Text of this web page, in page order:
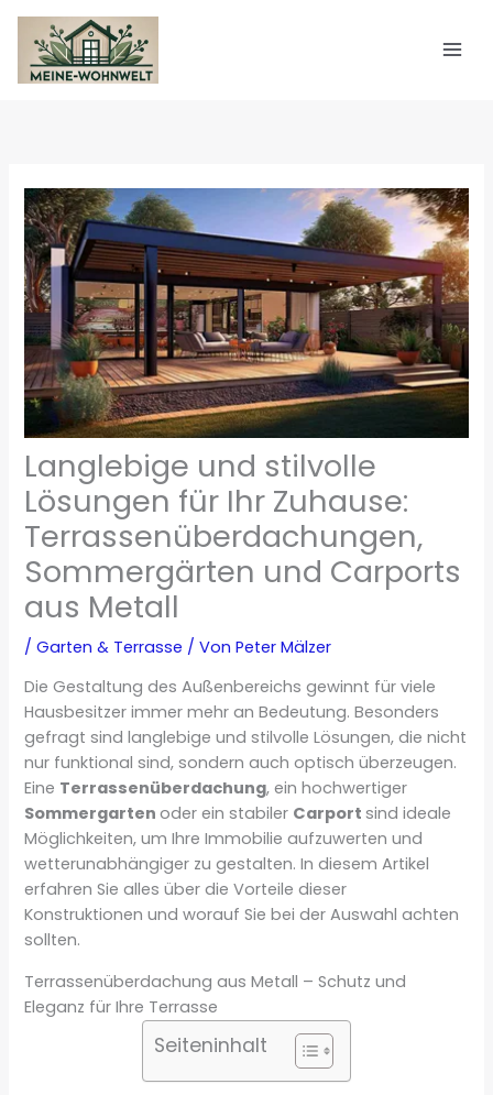
Zum
Inhalt
springen
Langlebige und stilvolle
Lösungen für Ihr Zuhause:
Terrassenüberdachungen,
Sommergärten und Carports
aus Metall
/Garten & Terrasse / VonPeter Mälzer
Die Gestaltung des Außenbereichs gewinnt für viele
Hausbesitzer immer mehr an Bedeutung. Besonders
gefragt sind langlebige und stilvolle Lösungen, die nicht
nur funktional sind, sondern auch optisch überzeugen.
Eine Terrassenüberdachung, ein hochwertiger
Sommergartenoder ein stabiler Carportsind ideale
Möglichkeiten, um Ihre Immobilie aufzuwerten und
wetterunabhängiger zu gestalten. In diesem Artikel
erfahren Sie alles über die Vorteile dieser
Konstruktionen und worauf Sie bei der Auswahl achten
sollten.
Terrassenüberdachung aus Metall – Schutz und
Eleganz für Ihre Terrasse
Seiteninhalt